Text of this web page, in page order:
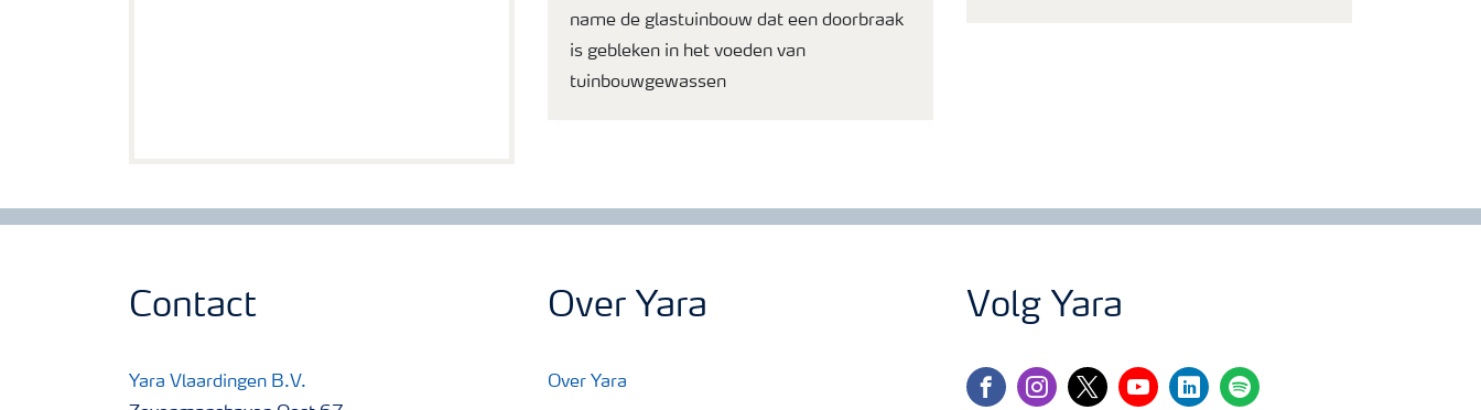
name de glastuinbouw dat een doorbraak
is gebleken in het voeden van
tuinbouwgewassen
Contact
Yara Vlaardingen B.V.
Over Yara
Over Yara
Volg Yara
facebookinstagram
twitteryoutubelinkedinspotify